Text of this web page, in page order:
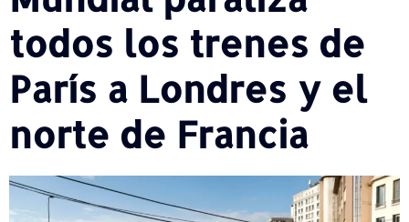
todos los trenes de
París a Londres y el
norte de Francia